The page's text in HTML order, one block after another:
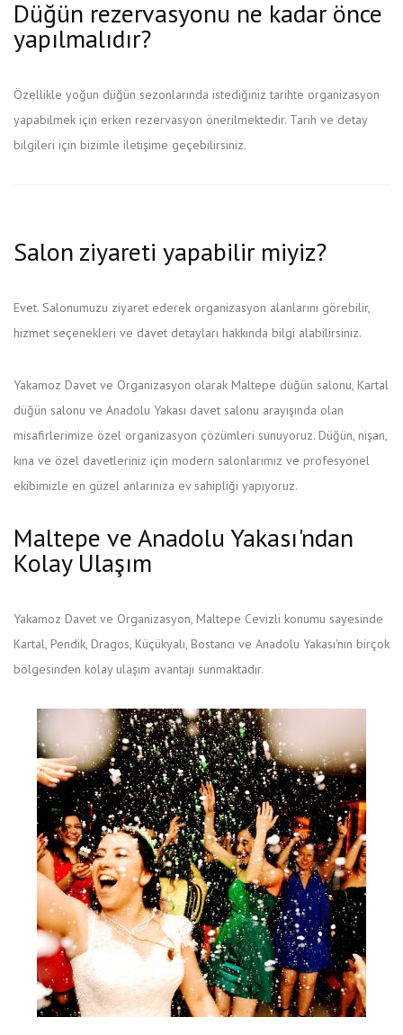
Düğün rezervasyonu ne kadar önce
yapılmalıdır?
Özellikle yoğun düğün sezonlarında istediğiniz tarihte organizasyon
yapabilmek için erken rezervasyon önerilmektedir. Tarih ve detay
bilgileri için bizimle iletişime geçebilirsiniz.
Salon ziyareti yapabilir miyiz?
Evet. Salonumuzu ziyaret ederek organizasyon alanlarını görebilir,
hizmet seçenekleri ve davet detayları hakkında bilgi alabilirsiniz.
Yakamoz Davet ve Organizasyon olarak Maltepe düğün salonu, Kartal
düğün salonu ve Anadolu Yakası davet salonu arayışında olan
misafirlerimize özel organizasyon çözümleri sunuyoruz. Düğün, nişan,
kına ve özel davetleriniz için modern salonlarımız ve profesyonel
ekibimizle en güzel anlarınıza ev sahipliği yapıyoruz.
Maltepe ve Anadolu Yakası'ndan
Kolay Ulaşım
Yakamoz Davet ve Organizasyon, Maltepe Cevizli konumu sayesinde
Kartal, Pendik, Dragos, Küçükyalı, Bostancı ve Anadolu Yakası'nın birçok
bölgesinden kolay ulaşım avantajı sunmaktadır.